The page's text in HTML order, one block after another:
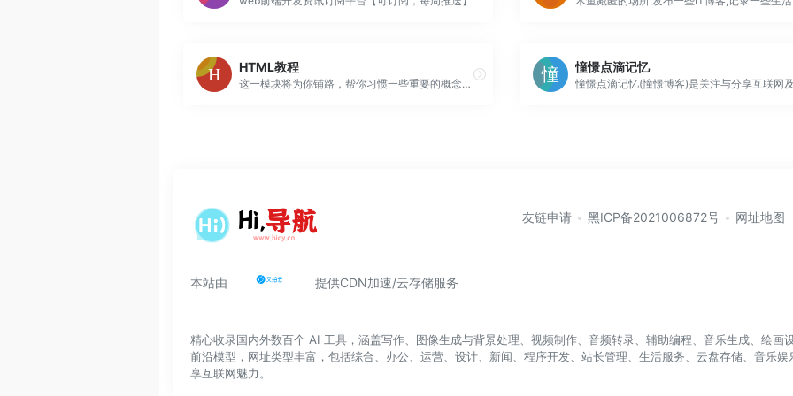
HTML教程
这一模块将为你铺路，帮你习惯一些重要的概念和语法，着眼于如何对文本应用HTML，如何创造超链接，以及如何使用HTML构造一个网页。
憧憬点滴记忆
本站由 提供CDN加速/云存储服务
友链申请 黑ICP备2021006872号 网址地图
精心收录国内外数百个 AI 工具，涵盖写作、图像生成与背景处理、视频制作、音频转录、辅助编程、音乐生成、绘
前沿模型，网址类型丰富，包括综合、办公、运营、设计、新闻、程序开发、站长管理、生活服务、云盘存储、音乐
享互联网魅力。